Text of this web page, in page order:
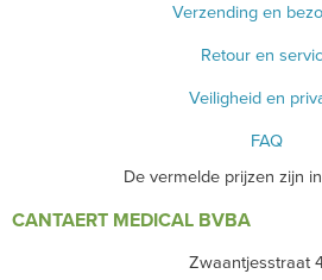
Verzending en
Retour en
Veiligheid en
FAQ
De vermelde prijzen zijn
CANTAERT MEDICAL BVBA
Zwaantjesstraat